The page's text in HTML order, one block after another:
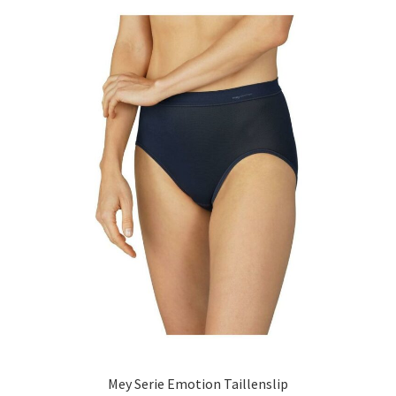
auf.
Die
Optionen
können
auf
der
Produktseite
gewählt
werden
Mey Serie Emotion Taillenslip